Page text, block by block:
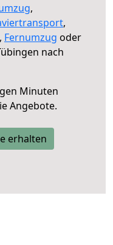
,
,
Fernumzug oder
nach
Minuten
Angebote.
erhalten